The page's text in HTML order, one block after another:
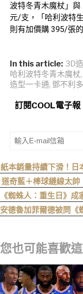
波特冬青木魔杖」
元/支，「哈利波特
則有加價購 395/張
In this article: 3D
哈利波特冬青木魔杖,
造型一卡通, 鄧不利多
訂閱COOL電子
紙本銷量持續下滑！日
道奇藍＋棒球縫線太
《蜘蛛人：重生日》
安德魯加菲爾德被問《
您也可能喜歡